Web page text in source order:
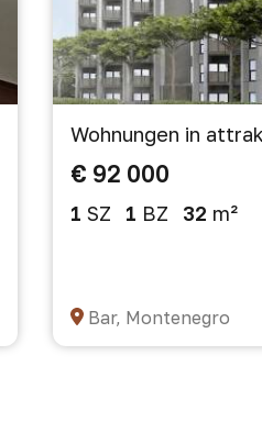
Wohnungen in
€ 92 000
1 SZ 1 BZ 32 m²
Bar, Montenegro